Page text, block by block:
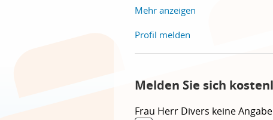
Mehr anzeigen
Profil melden
Melden Sie sich
Frau Herr Divers keine Angabe